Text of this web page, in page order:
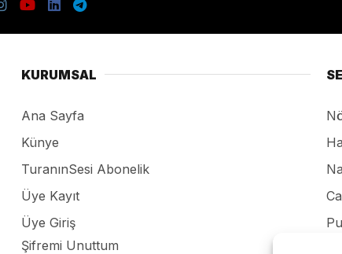
KURUMSAL
Ana Sayfa
Künye
TuranınSesi Abonelik
Üye Kayıt
Üye Giriş
Şifremi Unuttum